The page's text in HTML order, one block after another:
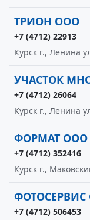
ТРИОН ООО
+7 (4712) 22913
Курск г., Ленина
УЧАСТОК
+7 (4712) 26064
Курск г., Ленина
ФОРМАТ ООО
+7 (4712) 352416
Курск г.,
+7 (4712) 506453